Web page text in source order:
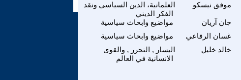
العلمانية، الدين السياسي ونقد
الفكر الديني
موفق نيسكو
مواضيع وابحاث سياسية جان آريان
مواضيع وابحاث سياسية
غسان الرفاعي
اليسار , التحرر , والقوى
الانسانية في العالم
خالد خليل